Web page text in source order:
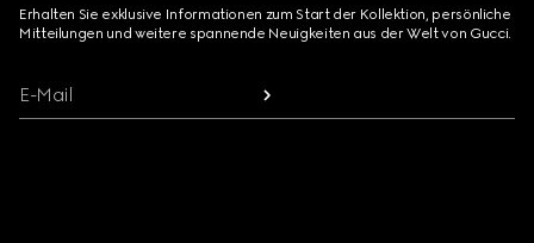
Erhalten Sie exklusive Informationen zum Start der Kollektion, persönliche
Mitteilungen und weitere spannende Neuigkeiten aus der Welt von Gucci.
E-Mail